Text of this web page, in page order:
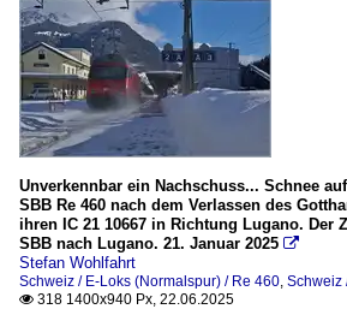
Unverkennbar ein Nachschuss... Schnee
SBB Re 460 nach dem Verlassen des
ihren IC 21 10667 in Richtung Lugano. Der
SBB nach Lugano. 21. Januar 2025 
Stefan Wohlfahrt
Schweiz / E-Loks (Normalspur) / Re 460, Schweiz
 318 1400x940 Px, 22.06.2025